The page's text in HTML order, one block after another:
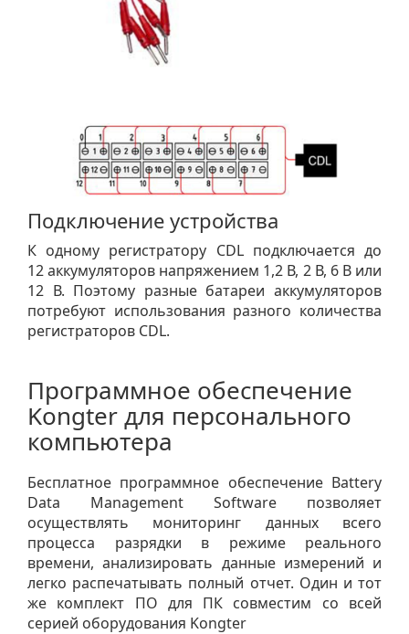
Подключение устройства
К одному регистратору CDL подключается до
12 аккумуляторов напряжением 1,2 В, 2 В, 6 В или
12 В. Поэтому разные батареи аккумуляторов
потребуют использования разного количества
регистраторов CDL.
Программное обеспечение
Kongter для персонального
компьютера
Бесплатное программное обеспечение Battery
Data Management Software позволяет
осуществлять мониторинг данных всего
процесса разрядки в режиме реального
времени, анализировать данные измерений и
легко распечатывать полный отчет. Один и тот
же комплект ПО для ПК совместим со всей
серией оборудования Kongter